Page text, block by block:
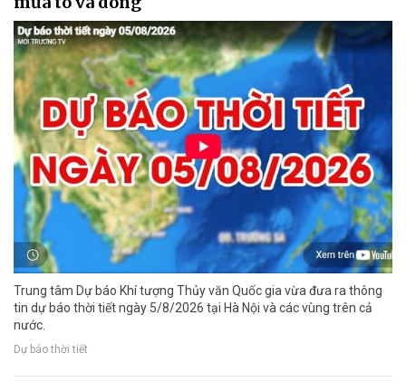
Trung tâm Dự báo Khí tượng Thủy văn Quốc gia vừa đưa ra thông
tin dự báo thời tiết ngày 5/8/2026 tại Hà Nội và các vùng trên cả
nước.
Dự báo thời tiết